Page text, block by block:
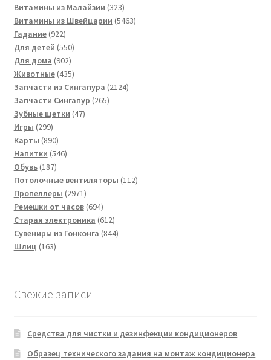
Проектирование систем вентиляции и
кондиционирования
Прокладка трасс для кондиционеров
Сервисное обслуживание кондиционеров
Средства для дезинфекции кондиционеров
Средства для чистки кондиционеров
Услуги альпинистов при установке и обслуживании
кондиционеров
Чистка кондиционеров
Витамины из Малайзии 323323
товара
Витамины из Швейцарии 54635463
Гадание 922922
товара
Для детей 550550
Для дома 902902
товара
Животные 435435
товаров
Запчасти из Сингапура 21242124
Запчасти Сингапур 265265
Зубные щетки 4747
Игры 299299
товаров
Карты 890890
товаров
Напитки 546546
Обувь 187187
товаров
Потолочные вентиляторы 112112
Пропеллеры 29712971
товар
Ремешки от часов 694694
товара
Старая электроника 612612
товаров
Сувениры из Гонконга 844844
Шлиц 163163
Свежие записи
Средства для чистки и дезинфекции кондиционеров
Образец технического задания на монтаж кондиционера